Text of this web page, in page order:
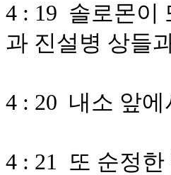
4 : 19 솔로몬이
과 진설병 상들
4 : 20 내소 앞
4 : 21 또 순정